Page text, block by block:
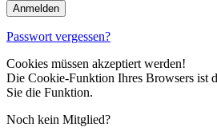
Passwort vergessen?
Cookies müssen akzeptiert werden!
Die Cookie-Funktion Ihres Browsers ist
Sie die Funktion.
Noch kein Mitglied?